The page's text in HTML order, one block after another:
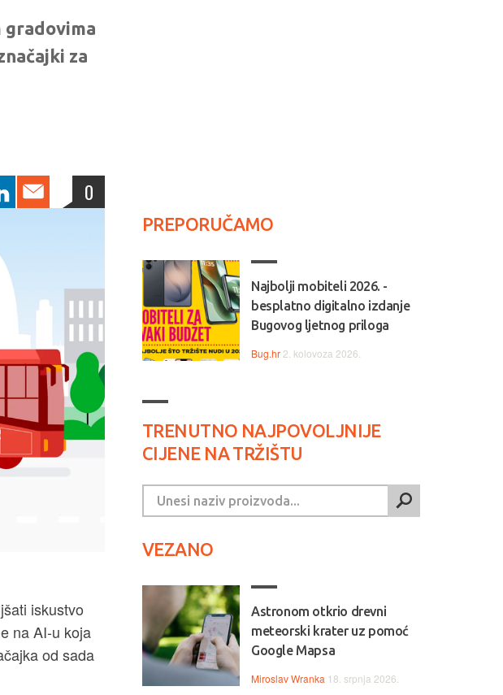
za
0
iskustvo
na AI-u koja
od sada
PREPORUČAMO
Najbolji mobiteli 2026. -
besplatno digitalno izdanje
Bugovog ljetnog priloga
Bug.hr 2. kolovoza 2026.
TRENUTNO NAJPOVOLJNIJE
CIJENE NA TRŽIŠTU
VEZANO
Astronom otkrio drevni
meteorski krater uz pomoć
Google Mapsa
Miroslav Wranka 18. srpnja 2026.